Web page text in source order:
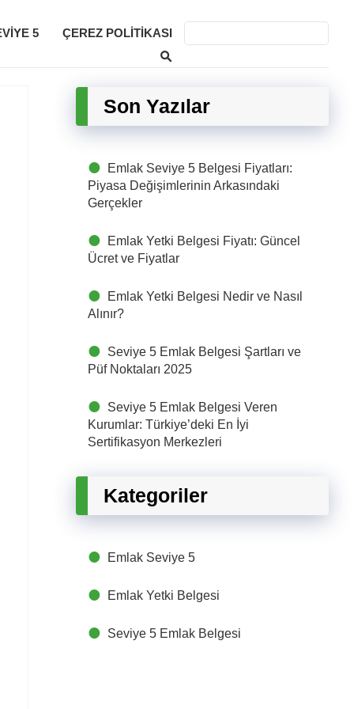
5 ÇEREZ POLITIKASI
Son Yazılar
Emlak Seviye 5 Belgesi Fiyatları:
Piyasa Değişimlerinin Arkasındaki
Gerçekler
Emlak Yetki Belgesi Fiyatı: Güncel
Ücret ve Fiyatlar
Emlak Yetki Belgesi Nedir ve Nasıl
Alınır?
Seviye 5 Emlak Belgesi Şartları ve
Püf Noktaları 2025
Seviye 5 Emlak Belgesi Veren
Kurumlar: Türkiye’deki En İyi
Sertifikasyon Merkezleri
Kategoriler
Emlak Seviye 5
Emlak Yetki Belgesi
Seviye 5 Emlak Belgesi